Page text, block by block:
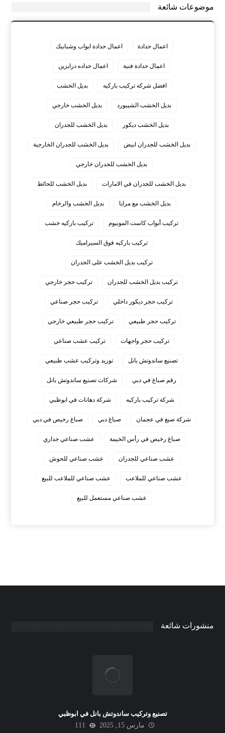
موضوعات شائعة
اعمال حدادة اعمال حدادة ابواب وشبابيك
اعمال حدادة فنية اعمال حداده درابزين
افضل شركه تركيب باركيه بديل الخشب
بديل الخشب الشيبورد بديل الخشب خارجي
بديل الخشب ديكور بديل الخشب للجدران
بديل الخشب للجدران ابيض بديل الخشب للجدران الخارجية
بديل الخشب للجدران خارجي
بديل الخشب للجدران في الامارات بديل الخشب للحائط
بديل الخشب مع مرايا بديل الخشب والرخام
تركيب أبواب كاست المونيوم تركيب باركيه خشب
تركيب باركيه فوق السيراميك
تركيب بديل الخشب على الجدران
تركيب بديل الخشب للجدران تركيب حجر خارجي
تركيب حجر ديكور داخلي تركيب حجر صناعي
تركيب حجر طبيعي تركيب حجر طبيعي خارجي
تركيب حجر واجهات تركيب عشب صناعي
تصنيع ساندوتش بانل توريد وتركيب عشب طبيعي
رقم صباغ في دبي شركات تصنيع ساندوتش بانل
شركة تركيب باركيه شركة دهانات في ابوظبي
شركة صبغ في عجمان صباغ دبي صباغ رخيص في دبي
صباغ رخيص في رأس الخيمة عشب صناعي جداري
عشب صناعي للجدران عشب صناعي للحوش
عشب صناعي للملاعب عشب صناعي للملاعب للبيع
عشب صناعي مستعمل للبيع
منشورات شائعة
تصنيع وتركيب ساندوتش بانل في ابوظبي
مارس 15, 2025
111